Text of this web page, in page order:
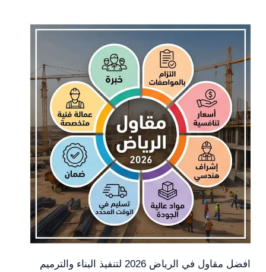
افضل مقاول في الرياض 2026 لتنفيذ البناء والترميم